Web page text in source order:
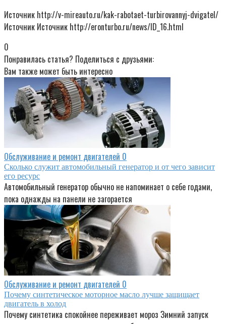
Источник http://v-mireauto.ru/kak-rabotaet-turbirovannyj-dvigatel/
Источник Источник http://eronturbo.ru/news/ID_16.html
0
Понравилась статья? Поделиться с друзьями:
Вам также может быть интересно
Обслуживание и ремонт двигателей 0
Сколько служит автомобильный генератор и от чего зависит
его ресурс
Автомобильный генератор обычно не напоминает о себе годами,
пока однажды на панели не загорается
Обслуживание и ремонт двигателей 0
Почему синтетическое моторное масло лучше защищает
двигатель в холод
Почему синтетика спокойнее переживает мороз Зимний запуск